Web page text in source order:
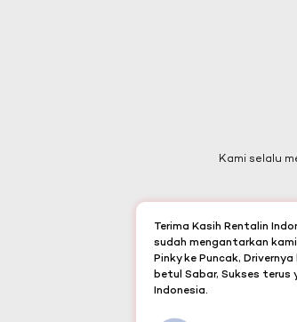
Kami selalu
Terima Kasih Rentalin
sudah mengantarkan
Pinky ke Puncak,
betul Sabar, Sukses terus
Indonesia.